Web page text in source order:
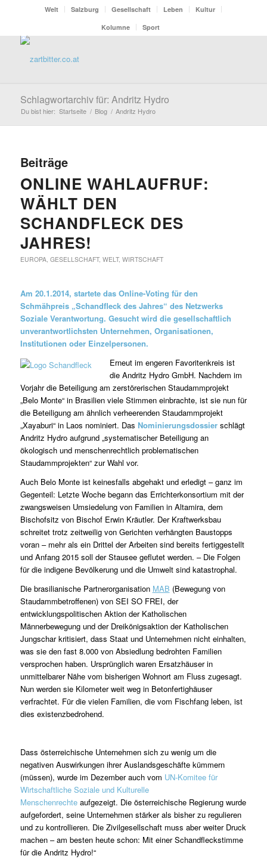
Welt Salzburg Gesellschaft Leben
Kultur
Kolumne
Sport
Schlagwortarchiv für: Andritz Hydro
Du bist hier: Startseite / Blog / Andritz Hydro
Beiträge
ONLINE WAHLAUFRUF:
WÄHLT DEN
SCHANDFLECK DES
JAHRES!
EUROPA, GESELLSCHAFT, WELT, WIRTSCHAFT
Am 20.1.2014, startete das Online-Voting für den
Schmähpreis „Schandfleck des Jahres“ des Netzwerks
Soziale Verantwortung. Gesucht wird die gesellschaftlich
unverantwortlichsten Unternehmen, Organisationen,
Institutionen oder Einzelpersonen.
Erneut im engeren Favoritenkreis ist
die Andritz Hydro GmbH. Nachdem im
Vorjahr die Beteiligung am zerstörerischen Staudammprojekt
„Belo Monte“ in Brasilien viele Stimmen einbrachte, ist sie nun für
die Beteiligung am ähnlich verheerenden Staudammprojekt
„Xayaburi“ in Laos nominiert. Das Nominierungsdossier schlägt
Andritz Hydro aufgrund „systematischer Beteiligung an
ökologisch und menschenrechtlich problematischen
Staudammprojekten“ zur Wahl vor.
Auch Belo Monte ist keinesfalls abgehakt und erledigt – ganz im
Gegenteil: Letzte Woche begann das Errichterkonsortium mit der
zwangsweisen Umsiedelung von Familien in Altamira, dem
Bischofsitz von Bischof Erwin Kräutler. Der Kraftwerksbau
schreitet trotz zeitweilig von Gerichten verhängten Baustopps
voran – mehr als ein Drittel der Arbeiten sind bereits fertiggestellt
und Anfang 2015 soll der Stausee geflutet werden. – Die Folgen
für die indigene Bevölkerung und die Umwelt sind katastrophal.
Die brasilianische Partnerorganisation MAB (Bewegung von
Staudammbetroffenen) von SEI SO FREI, der
entwicklungspolitischen Aktion der Katholischen
Männerbewegung und der Dreikönigsaktion der Katholischen
Jungschar kritisiert, dass Staat und Unternehmen nicht einhalten,
was sie den fast 8.000 von Absiedlung bedrohten Familien
versprochen haben. Ursprünglich waren Ersatzhäuser in
unmittelbarer Nähe vom bisherigen Wohnort am Fluss zugesagt.
Nun werden sie Kilometer weit weg in Betonfertighäuser
verfrachtet. Für die vielen Familien, die vom Fischfang leben, ist
dies existenzbedrohend.
Dass österreichische Unternehmen sich zu wenig um die
negativen Auswirkungen ihrer Auslandsgeschäfte kümmern
(müssen), wurde im Dezember auch vom UN-Komitee für
Wirtschaftliche Soziale und Kulturelle
Menschenrechteaufgezeigt. Die österreichische Regierung wurde
aufgefordert, seine Unternehmen stärker als bisher zu regulieren
und zu kontrollieren. Die Zivilgesellschaft muss aber weiter Druck
machen – am besten heute schon: Mit einer Schandfleckstimme
für die Andritz Hydro!“